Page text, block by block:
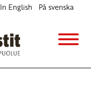
In English På svenska